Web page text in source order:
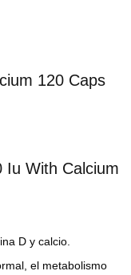
120 Caps
Iu With Calcium
D y calcio.
el metabolismo